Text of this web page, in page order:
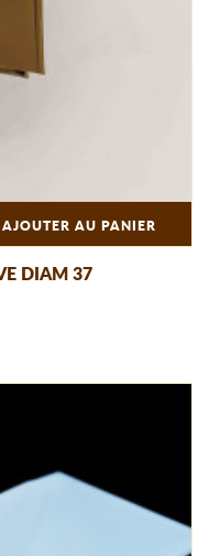
AJOUTER AU PANIER
DIAM 37